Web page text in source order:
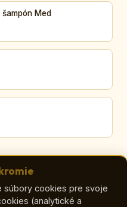
Med
súbory cookies pre svoje
(analytické a